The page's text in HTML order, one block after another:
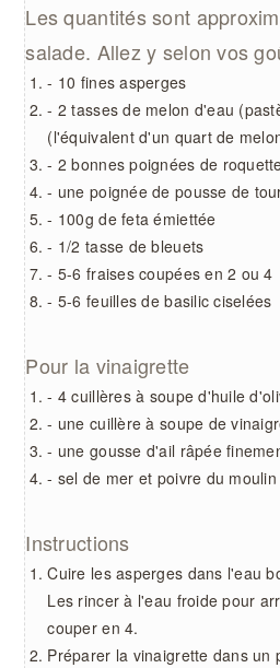
Les quantités sont
salade. Allez y selon vos
- 10 fines asperges
- 2 tasses de melon d'eau
(l'équivalent d'un quart de
- 2 bonnes poignées de
- une poignée de pousse de
- 100g de feta émiettée
- 1/2 tasse de bleuets
- 5-6 fraises coupées en 2 ou 4
- 5-6 feuilles de basilic ciselées
Pour la vinaigrette
- 4 cuillères à soupe d'huile
- une cuillère à soupe de
- une gousse d'ail râpée
- sel de mer et poivre du moulin
Instructions
Cuire les asperges dans l'eau
Les rincer à l'eau froide pour
couper en 4.
Préparer la vinaigrette dans un